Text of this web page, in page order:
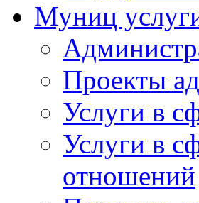
Муниц
Проекты
Услуги в
Услуги в
отношений